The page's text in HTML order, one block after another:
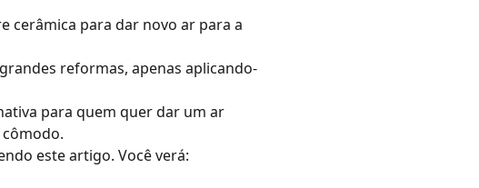
cerâmica para dar novo ar para a
reformas, apenas aplicando-
para quem quer dar um ar
este artigo. Você verá: